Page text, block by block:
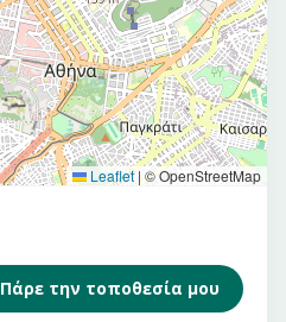
Leaflet |© OpenStreetMap
Πάρε την τοποθεσία μου